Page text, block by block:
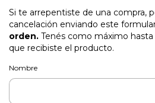
Si te arrepentiste de una compra,
cancelación enviando este
orden. Tenés como máximo hasta
que recibiste el producto.
Nombre